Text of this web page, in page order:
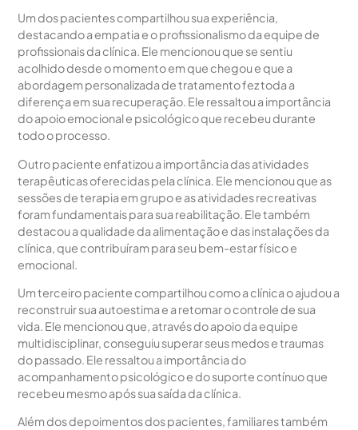
Um dos pacientes compartilhou sua experiência,
destacando a empatia e o profissionalismo da equipe de
profissionais da clínica. Ele mencionou que se sentiu
acolhido desde o momento em que chegou e que a
abordagem personalizada de tratamento fez toda a
diferença em sua recuperação. Ele ressaltou a importância
do apoio emocional e psicológico que recebeu durante
todo o processo.
Outro paciente enfatizou a importância das atividades
terapêuticas oferecidas pela clínica. Ele mencionou que as
sessões de terapia em grupo e as atividades recreativas
foram fundamentais para sua reabilitação. Ele também
destacou a qualidade da alimentação e das instalações da
clínica, que contribuíram para seu bem-estar físico e
emocional.
Um terceiro paciente compartilhou como a clínica o ajudou a
reconstruir sua autoestima e a retomar o controle de sua
vida. Ele mencionou que, através do apoio da equipe
multidisciplinar, conseguiu superar seus medos e traumas
do passado. Ele ressaltou a importância do
acompanhamento psicológico e do suporte contínuo que
recebeu mesmo após sua saída da clínica.
Além dos depoimentos dos pacientes, familiares também